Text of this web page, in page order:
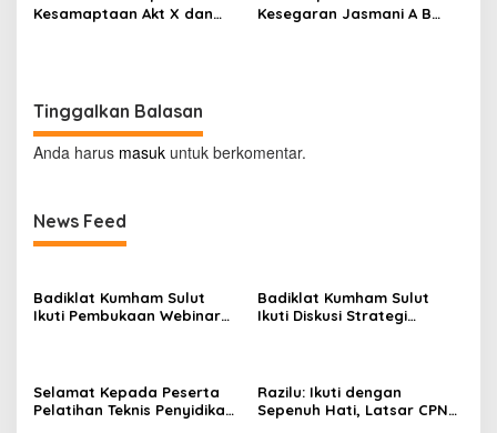
Kesamaptaan Akt X dan
Kesegaran Jasmani A B
Tinggalkan Balasan
Anda harus masuk untuk berkomentar.
News Feed
Badiklat Kumham Sulut
Ikuti Pembukaan Webinar
Badiklat Kumham Sulut
Ikuti Diskusi Strategi
Selamat Kepada Peserta
Pelatihan Teknis Penyidikan
Razilu: Ikuti dengan
Sepenuh Hati, Latsar CPNS